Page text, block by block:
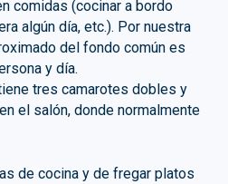
comidas (cocinar a bordo
algún día, etc.). Por nuestra
del fondo común es
y día.
tres camarotes dobles y
el salón, donde normalmente
de cocina y de fregar platos